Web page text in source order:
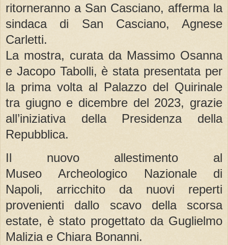
ritorneranno a San Casciano, afferma la
sindaca di San Casciano, Agnese
Carletti.
La mostra, curata da Massimo Osanna
e Jacopo Tabolli, è stata presentata per
la prima volta al Palazzo del Quirinale
tra giugno e dicembre del 2023, grazie
all’iniziativa della Presidenza della
Repubblica.
Il nuovo allestimento al
Museo Archeologico Nazionale di
Napoli, arricchito da nuovi reperti
provenienti dallo scavo della scorsa
estate, è stato progettato da Guglielmo
Malizia e Chiara Bonanni.